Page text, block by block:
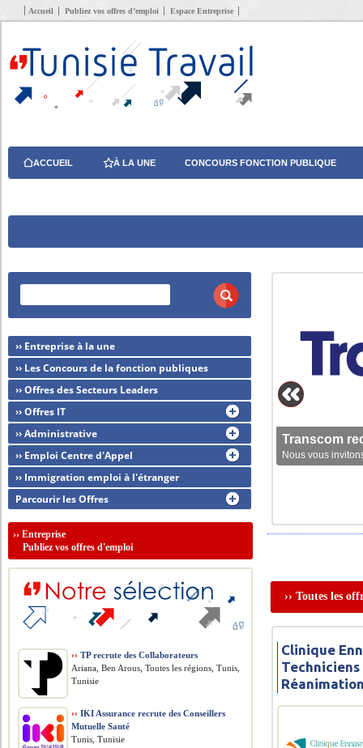
Accueil Publiez vos offres d’emploi Espace Entreprise
ACCUEIL À LA UNE CONCOURS FONCTION PUBLIQUE
Transcom
Nous vous
›› Toutes les
Clinique
›› Entreprise à la une
›› Les Concours de la fonction publiques
›› Offres des Secteurs Leaders
›› Offres IT
›› Administrative
›› Emploi Centre d'Appel
›› Immigration emploi à l'étranger
Parcourir les Offres
››Entreprise
Publiez vos offres d'emploi
›› TP recrute des Collaborateurs
Ariana, Ben Arous, Toutes les régions, Tunis,
Tunisie
›› IKI Assurance recrute des Conseillers
Mutuelle Santé
Tunis, Tunisie